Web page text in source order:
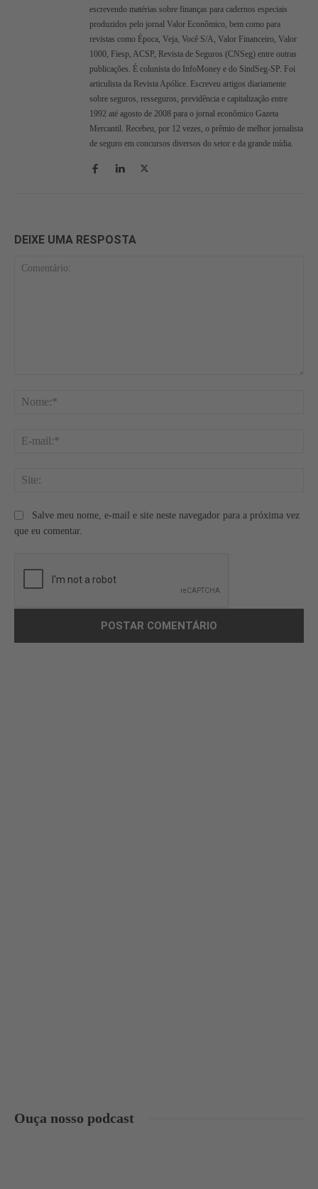
escrevendo matérias sobre finanças para cadernos especiais
produzidos pelo jornal Valor Econômico, bem como para
revistas como Época, Veja, Você S/A, Valor Financeiro, Valor
1000, Fiesp, ACSP, Revista de Seguros (CNSeg) entre outras
publicações. É colunista do InfoMoney e do SindSeg-SP. Foi
articulista da Revista Apólice. Escreveu artigos diariamente
sobre seguros, resseguros, previdência e capitalização entre
1992 até agosto de 2008 para o jornal econômico Gazeta
Mercantil. Recebeu, por 12 vezes, o prêmio de melhor jornalista
de seguro em concursos diversos do setor e da grande mídia.
DEIXE UMA RESPOSTA
Salve meu nome, e-mail e site neste navegador para a próxima vez
que eu comentar.
Ouça nosso podcast